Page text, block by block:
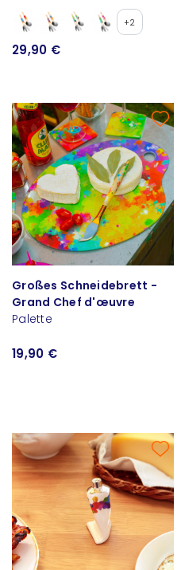
+2
29,90 €
Großes Schneidebrett -
Grand Chef d'œuvre
Palette
19,90 €